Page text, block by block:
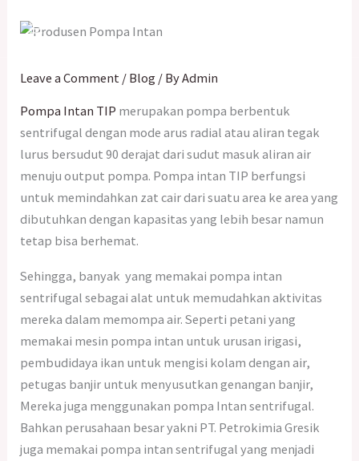
Leave a Comment / Blog / ByAdmin
Pompa Intan TIP merupakan pompa berbentuk
sentrifugal dengan mode arus radial atau aliran tegak
lurus bersudut 90 derajat dari sudut masuk aliran air
menuju output pompa. Pompa intan TIP berfungsi
untuk memindahkan zat cair dari suatu area ke area yang
dibutuhkan dengan kapasitas yang lebih besar namun
tetap bisa berhemat.
Sehingga, banyak yang memakai pompa intan
sentrifugal sebagai alat untuk memudahkan aktivitas
mereka dalam memompa air. Seperti petani yang
memakai mesin pompa intan untuk urusan irigasi,
pembudidaya ikan untuk mengisi kolam dengan air,
petugas banjir untuk menyusutkan genangan banjir,
Mereka juga menggunakan pompa Intan sentrifugal.
Bahkan perusahaan besar yakni PT. Petrokimia Gresik
juga memakai pompa intan sentrifugal yang menjadi
…